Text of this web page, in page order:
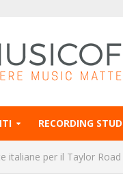
RECORDING
italiane per il Taylor